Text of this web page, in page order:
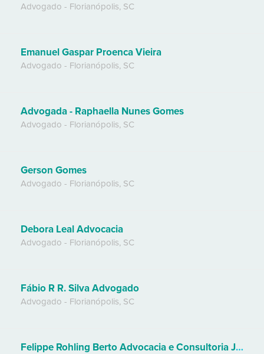
Advogado - Florianópolis, SC
Emanuel Gaspar Proenca Vieira
Advogado - Florianópolis, SC
Advogada - Raphaella Nunes Gomes
Advogado - Florianópolis, SC
Gerson Gomes
Advogado - Florianópolis, SC
Debora Leal Advocacia
Advogado - Florianópolis, SC
Fábio R R. Silva Advogado
Advogado - Florianópolis, SC
Felippe Rohling Berto Advocacia e Consultoria Jurídica